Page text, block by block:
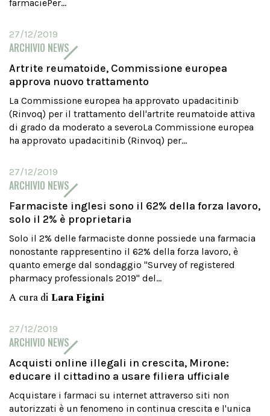
farmaciePer...
27/12/2019
ARCHIVIO NEWS
Artrite reumatoide, Commissione europea
approva nuovo trattamento
La Commissione europea ha approvato upadacitinib
(Rinvoq) per il trattamento dell'artrite reumatoide attiva
di grado da moderato a severoLa Commissione europea
ha approvato upadacitinib (Rinvoq) per...
27/12/2019
ARCHIVIO NEWS
Farmaciste inglesi sono il 62% della forza lavoro,
solo il 2% è proprietaria
Solo il 2% delle farmaciste donne possiede una farmacia
nonostante rappresentino il 62% della forza lavoro, è
quanto emerge dal sondaggio "Survey of registered
pharmacy professionals 2019" del...
A cura di Lara Figini
27/12/2019
ARCHIVIO NEWS
Acquisti online illegali in crescita, Mirone:
educare il cittadino a usare filiera ufficiale
Acquistare i farmaci su internet attraverso siti non
autorizzati è un fenomeno in continua crescita e l'unica